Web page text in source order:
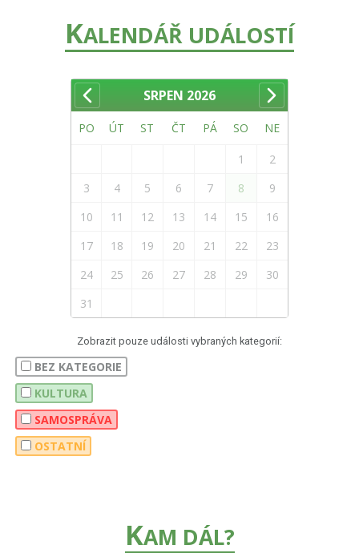
KALENDÁŘ UDÁLOSTÍ
SRPEN 2026
PO ÚT ST ČT PÁ SO NE
1
2
3
4 5 6 7 8
9
10
11 12 13 14 15
16
17
18 19 20 21 22
23
24
25 26 27 28 29
30
31
Zobrazit pouze události vybraných kategorií:
BEZ KATEGORIE
KULTURA
SAMOSPRÁVA
OSTATNÍ
KAM DÁL?